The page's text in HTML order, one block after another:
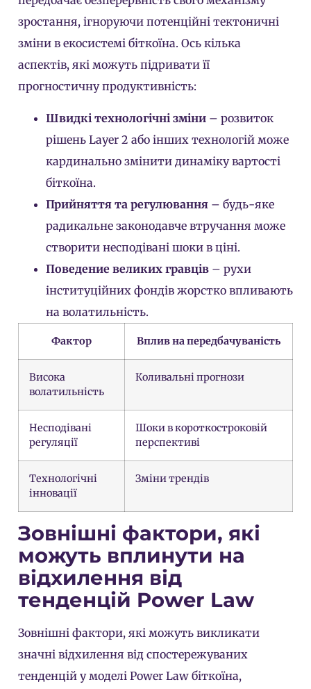
зростання, ігноруючи потенційні тектоничні
зміни в екосистемі біткоїна. Ось кілька
аспектів, які можуть підривати її
прогностичну продуктивність:
Швидкі технологічні зміни – розвиток
рішень Layer 2 або інших технологій може
кардинально змінити динаміку вартості
біткоїна.
Прийняття та регулювання – будь-яке
радикальне законодавче втручання може
створити несподівані шоки в ціні.
Поведение великих гравців – рухи
інституційних фондів жорстко впливають
на волатильність.
Фактор Вплив на передбачуваність
Висока
волатильність
Коливальні прогнози
Несподівані
регуляції
Шоки в короткостроковій
перспективі
Технологічні
інновації
Зміни трендів
Зовнішні фактори, які
можуть вплинути на
відхилення від
тенденцій Power Law
Зовнішні фактори, які можуть викликати
значні відхилення від спостережуваних
тенденцій у моделі Power Law біткоїна,